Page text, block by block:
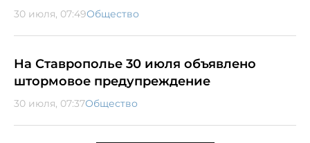
30 июля, 07:49Общество
На Ставрополье 30 июля объявлено
штормовое предупреждение
30 июля, 07:37Общество